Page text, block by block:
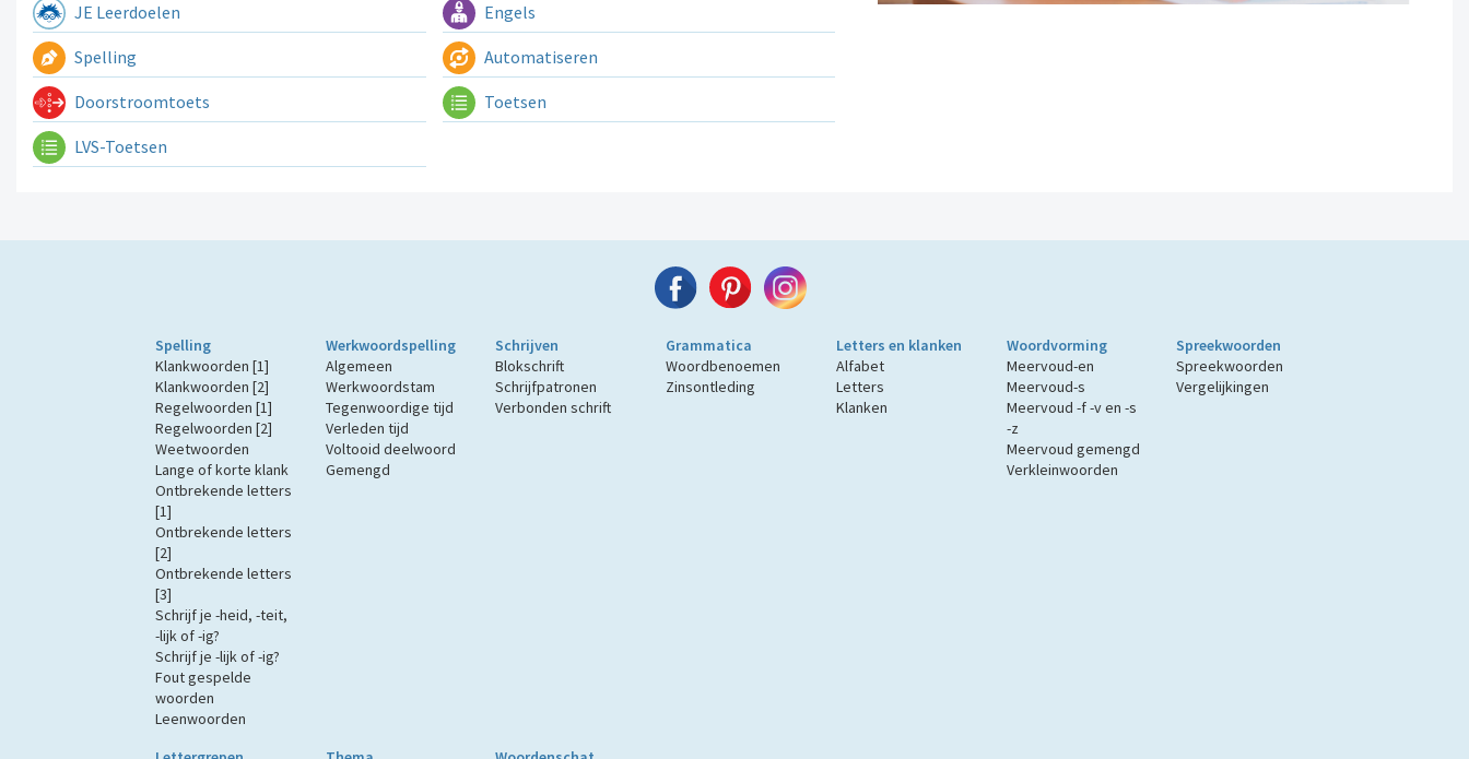
JE Leerdoelen Engels
Spelling Automatiseren
Doorstroomtoets Toetsen
LVS-Toetsen
Spelling
Klankwoorden [1]
Klankwoorden [2]
Regelwoorden [1]
Regelwoorden [2]
Weetwoorden
Lange of korte klank
Ontbrekende letters
[1]
Ontbrekende letters
[2]
Ontbrekende letters
[3]
Schrijf je -heid, -teit,
-lijk of -ig?
Schrijf je -lijk of -ig?
Fout gespelde
woorden
Leenwoorden
Werkwoordspelling
Algemeen
Werkwoordstam
Tegenwoordige tijd
Verleden tijd
Voltooid deelwoord
Gemengd
Schrijven
Blokschrift
Schrijfpatronen
Verbonden schrift
Grammatica
Woordbenoemen
Zinsontleding
Letters en klanken
Alfabet
Letters
Klanken
Woordvorming
Meervoud-en
Meervoud-s
Meervoud -f -v en -s
-z
Meervoud gemengd
Verkleinwoorden
Spreekwoorden
Spreekwoorden
Vergelijkingen